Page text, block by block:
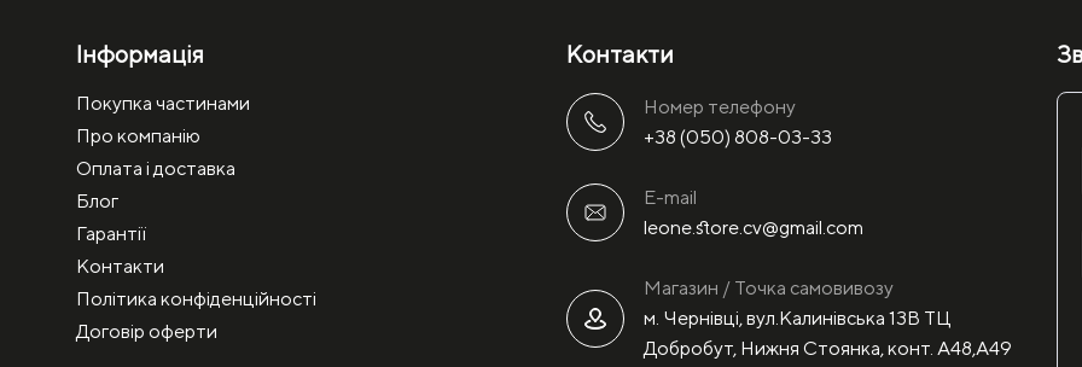
Інформація
Покупка частинами
Про компанію
Оплата і доставка
Блог
Гарантії
Контакти
Політика конфіденційності
Договір оферти
Контакти
Номер телефону
+38 (050) 808-03-33
E-mail
leone.store.cv@gmail.com
Магазин / Точка самовивозу
м. Чернівці, вул.Калинівська 13В ТЦ
Добробут, Нижня Стоянка, конт. А48,А49